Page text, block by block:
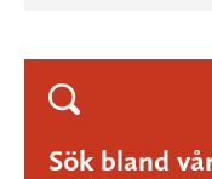
Sök bland